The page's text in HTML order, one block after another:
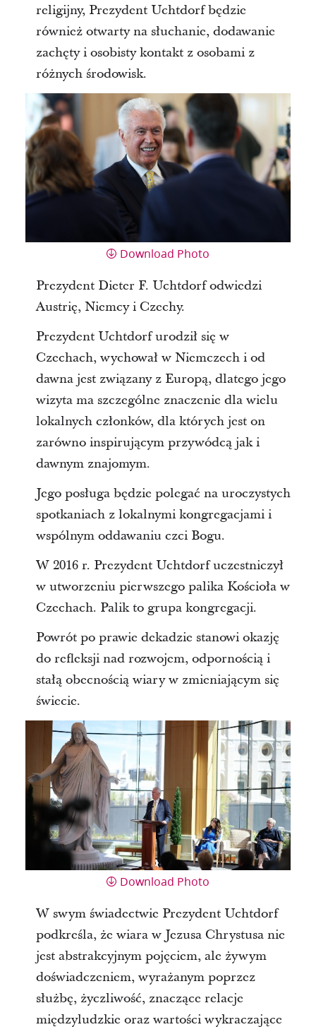
religijny, Prezydent Uchtdorf będzie
również otwarty na słuchanie, dodawanie
zachęty i osobisty kontakt z osobami z
różnych środowisk.
Download Photo
Prezydent Dieter F. Uchtdorf odwiedzi
Austrię, Niemcy i Czechy.
Prezydent Uchtdorf urodził się w
Czechach, wychował w Niemczech i od
dawna jest związany z Europą, dlatego jego
wizyta ma szczególne znaczenie dla wielu
lokalnych członków, dla których jest on
zarówno inspirującym przywódcą jak i
dawnym znajomym.
Jego posługa będzie polegać na uroczystych
spotkaniach z lokalnymi kongregacjami i
wspólnym oddawaniu czci Bogu.
W 2016 r. Prezydent Uchtdorf uczestniczył
w utworzeniu pierwszego palika Kościoła w
Czechach. Palik to grupa kongregacji.
Powrót po prawie dekadzie stanowi okazję
do refleksji nad rozwojem, odpornością i
stałą obecnością wiary w zmieniającym się
świecie.
Download Photo
W swym świadectwie Prezydent Uchtdorf
podkreśla, że wiara w Jezusa Chrystusa nie
jest abstrakcyjnym pojęciem, ale żywym
doświadczeniem, wyrażanym poprzez
służbę, życzliwość, znaczące relacje
międzyludzkie oraz wartości wykraczające